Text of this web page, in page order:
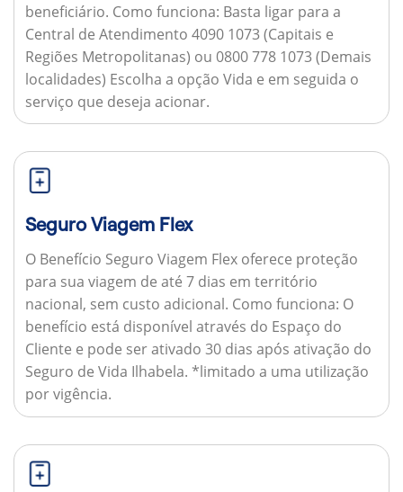
beneficiário. Como funciona: Basta ligar para a
Central de Atendimento 4090 1073 (Capitais e
Regiões Metropolitanas) ou 0800 778 1073 (Demais
localidades) Escolha a opção Vida e em seguida o
serviço que deseja acionar.
Seguro Viagem Flex
O Benefício Seguro Viagem Flex oferece proteção
para sua viagem de até 7 dias em território
nacional, sem custo adicional. Como funciona: O
benefício está disponível através do Espaço do
Cliente e pode ser ativado 30 dias após ativação do
Seguro de Vida Ilhabela. *limitado a uma utilização
por vigência.